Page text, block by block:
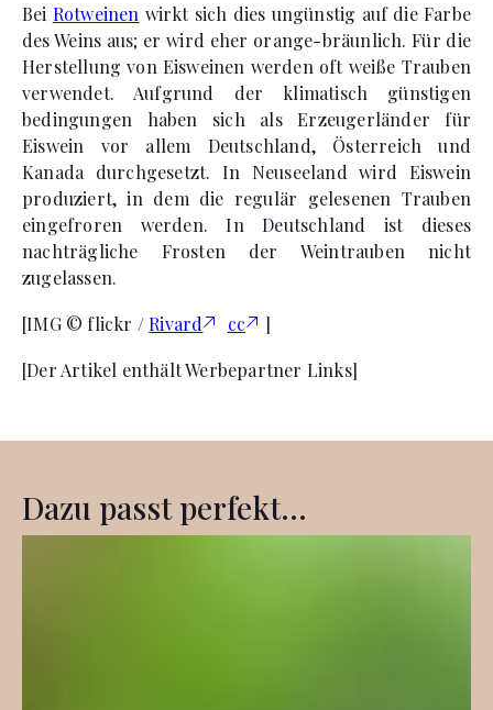
Bei Rotweinen wirkt sich dies ungünstig auf die Farbe
des Weins aus; er wird eher orange-bräunlich. Für die
Herstellung von Eisweinen werden oft weiße Trauben
verwendet. Aufgrund der klimatisch günstigen
bedingungen haben sich als Erzeugerländer für
Eiswein vor allem Deutschland, Österreich und
Kanada durchgesetzt. In Neuseeland wird Eiswein
produziert, in dem die regulär gelesenen Trauben
eingefroren werden. In Deutschland ist dieses
nachträgliche Frosten der Weintrauben nicht
zugelassen.
[IMG © flickr / Rivard cc
]
[Der Artikel enthält Werbepartner Links]
Dazu passt perfekt...